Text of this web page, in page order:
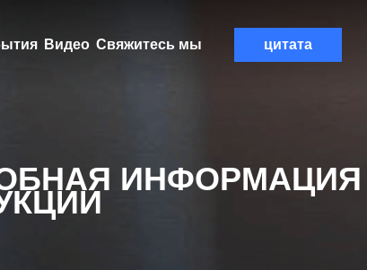
Видео Свяжитесь мы цитата
ИНФОРМАЦИЯ